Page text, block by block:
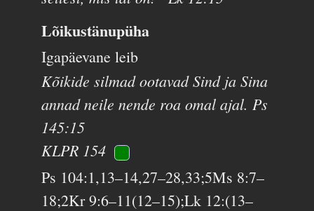
Lõikustänupüha
Igapäevane leib
Kõikide silmad ootavad Sind ja Sina
annad neile nende roa omal ajal. Ps
145:15
KLPR 154
Ps 104:1,13–14,27–28,33;5Ms 8:7–
18;2Kr 9:6–11(12–15);Lk 12:(13–